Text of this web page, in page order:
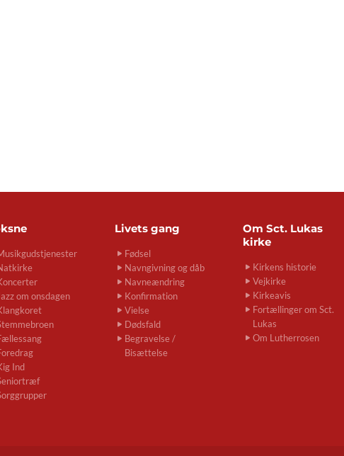
om onsdagen
Ind
Livets gang
Fødsel
Navngivning og dåb
Navneændring
Konfirmation
Vielse
Dødsfald
Begravelse /
Bisættelse
Om Sct. Lukas
kirke
Kirkens historie
Vejkirke
Kirkeavis
Fortællinger om Sct.
Lukas
Om Lutherrosen